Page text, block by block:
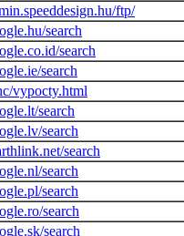
ftp/
search
search
search
vypocty.html
search
search
search
search
search
search
search